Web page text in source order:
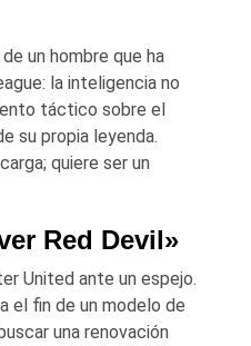
un hombre que ha
la inteligencia no
táctico sobre el
su propia leyenda.
quiere ser un
Red Devil»
United ante un espejo.
el fin de un modelo de
una renovación